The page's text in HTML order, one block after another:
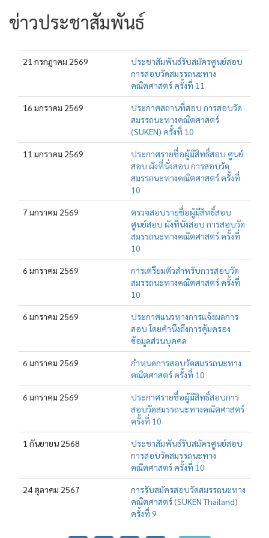
ข่าวประชาสัมพันธ์
21 กรกฎาคม 2569
ประชาสัมพันธ์รับสมัครศูนย์สอบ
การสอบวัดสมรรถนะทาง
คณิตศาสตร์ ครั้งที่ 11
16 มกราคม 2569
ประกาศสถานที่สอบ การสอบวัด
สมรรถนะทางคณิตศาสตร์
(SUKEN) ครั้งที่ 10
11 มกราคม 2569
ประกาศรายชื่อผู้มีสิทธิ์สอบ ศูนย์
สอบ ผังที่นั่งสอบ การสอบวัด
สมรรถนะทางคณิตศาสตร์ ครั้งที่
10
7 มกราคม 2569
ตรวจสอบรายชื่อผู้มีสิทธิ์สอบ
ศูนย์สอบ ผังที่นั่งสอบ การสอบวัด
สมรรถนะทางคณิตศาสตร์ ครั้งที่
10
6 มกราคม 2569
การเตรียมตัวสำหรับการสอบวัด
สมรรถนะทางคณิตศาสตร์ ครั้งที่
10
6 มกราคม 2569
ประกาศแนวทางการแจ้งผลการ
สอบ โดยคำนึงถึงการคุ้มครอง
ข้อมูลส่วนบุคคล
6 มกราคม 2569
กำหนดการสอบวัดสมรรถนะทาง
คณิตศาสตร์ ครั้งที่ 10
6 มกราคม 2569
ประกาศรายชื่อผู้มีสิทธิ์สอบการ
สอบวัดสมรรถนะทางคณิตศาสตร์
ครั้งที่ 10
1 กันยายน 2568
ประชาสัมพันธ์รับสมัครศูนย์สอบ
การสอบวัดสมรรถนะทาง
คณิตศาสตร์ ครั้งที่ 10
24 ตุลาคม 2567
การรับสมัครสอบวัดสมรรถนะทาง
คณิตศาสตร์ (SUKEN Thailand)
ครั้งที่ 9